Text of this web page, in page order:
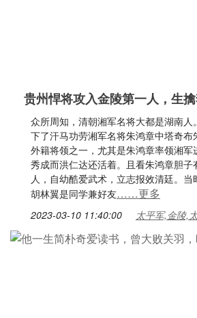
贵州悍将攻入金陵第一人，生
众所周知，清朝湘军名将大都是湖南人
下了汗马功劳湘军名将朱鸿章中塔奇布
外籍将领之一，尤其是朱鸿章率领湘
秀成而洪仁达还活着。且看朱鸿章胆子
人，自幼酷爱武术，立志报效清廷。
胡林翼是同学兼好友……更多
2023-03-10 11:40:00 太平军,金陵,